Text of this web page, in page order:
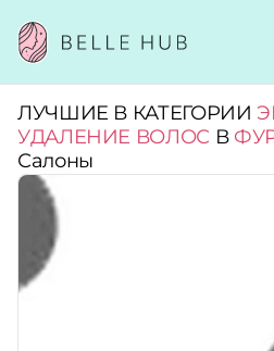
Город:
Категории:
Услуги:
ЛУЧШИЕ В КАТЕГОРИИ
УДАЛЕНИЕ ВОЛОС В
Салоны